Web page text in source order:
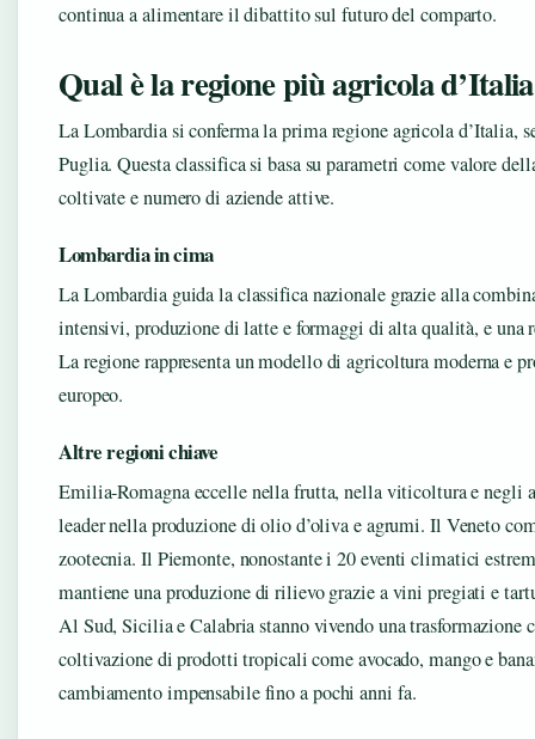
continua a alimentare il dibattito sul futuro del comparto.
Qual è la regione più agricola
La Lombardia si conferma la prima regione agricola d’Italia,
Puglia. Questa classifica si basa su parametri come valore
coltivate e numero di aziende attive.
Lombardia in cima
La Lombardia guida la classifica nazionale grazie alla
intensivi, produzione di latte e formaggi di alta qualità, e una
La regione rappresenta un modello di agricoltura moderna e
europeo.
Altre regioni chiave
Emilia-Romagna eccelle nella frutta, nella viticoltura e negli
leader nella produzione di olio d’oliva e agrumi. Il Veneto
zootecnia. Il Piemonte, nonostante i 20 eventi climatici
mantiene una produzione di rilievo grazie a vini pregiati e
Al Sud, Sicilia e Calabria stanno vivendo una trasformazione
coltivazione di prodotti tropicali come avocado, mango e
cambiamento impensabile fino a pochi anni fa.